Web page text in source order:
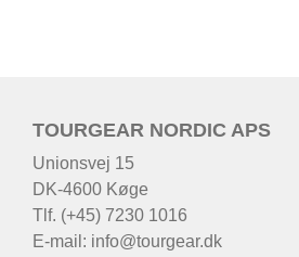
TOURGEAR NORDIC APS
Unionsvej 15
DK-4600 Køge
Tlf. (+45) 7230 1016
E-mail: info@tourgear.dk